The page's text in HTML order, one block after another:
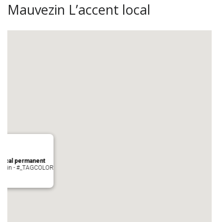
Mauvezin L’accent local
permanent
- #_TAGCOLOR